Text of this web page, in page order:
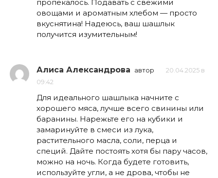
пропекалось. Подавать с свежими
овощами и ароматным хлебом — просто
вкуснятина! Надеюсь, ваш шашлык
получится изумительным!
Алиса Александрова автор
20.04.2025 в
09:42
Для идеального шашлыка начните с
хорошего мяса, лучше всего свинины или
баранины. Нарежьте его на кубики и
замаринуйте в смеси из лука,
растительного масла, соли, перца и
специй. Дайте постоять хотя бы пару часов,
можно на ночь. Когда будете готовить,
используйте угли, а не дрова, чтобы не